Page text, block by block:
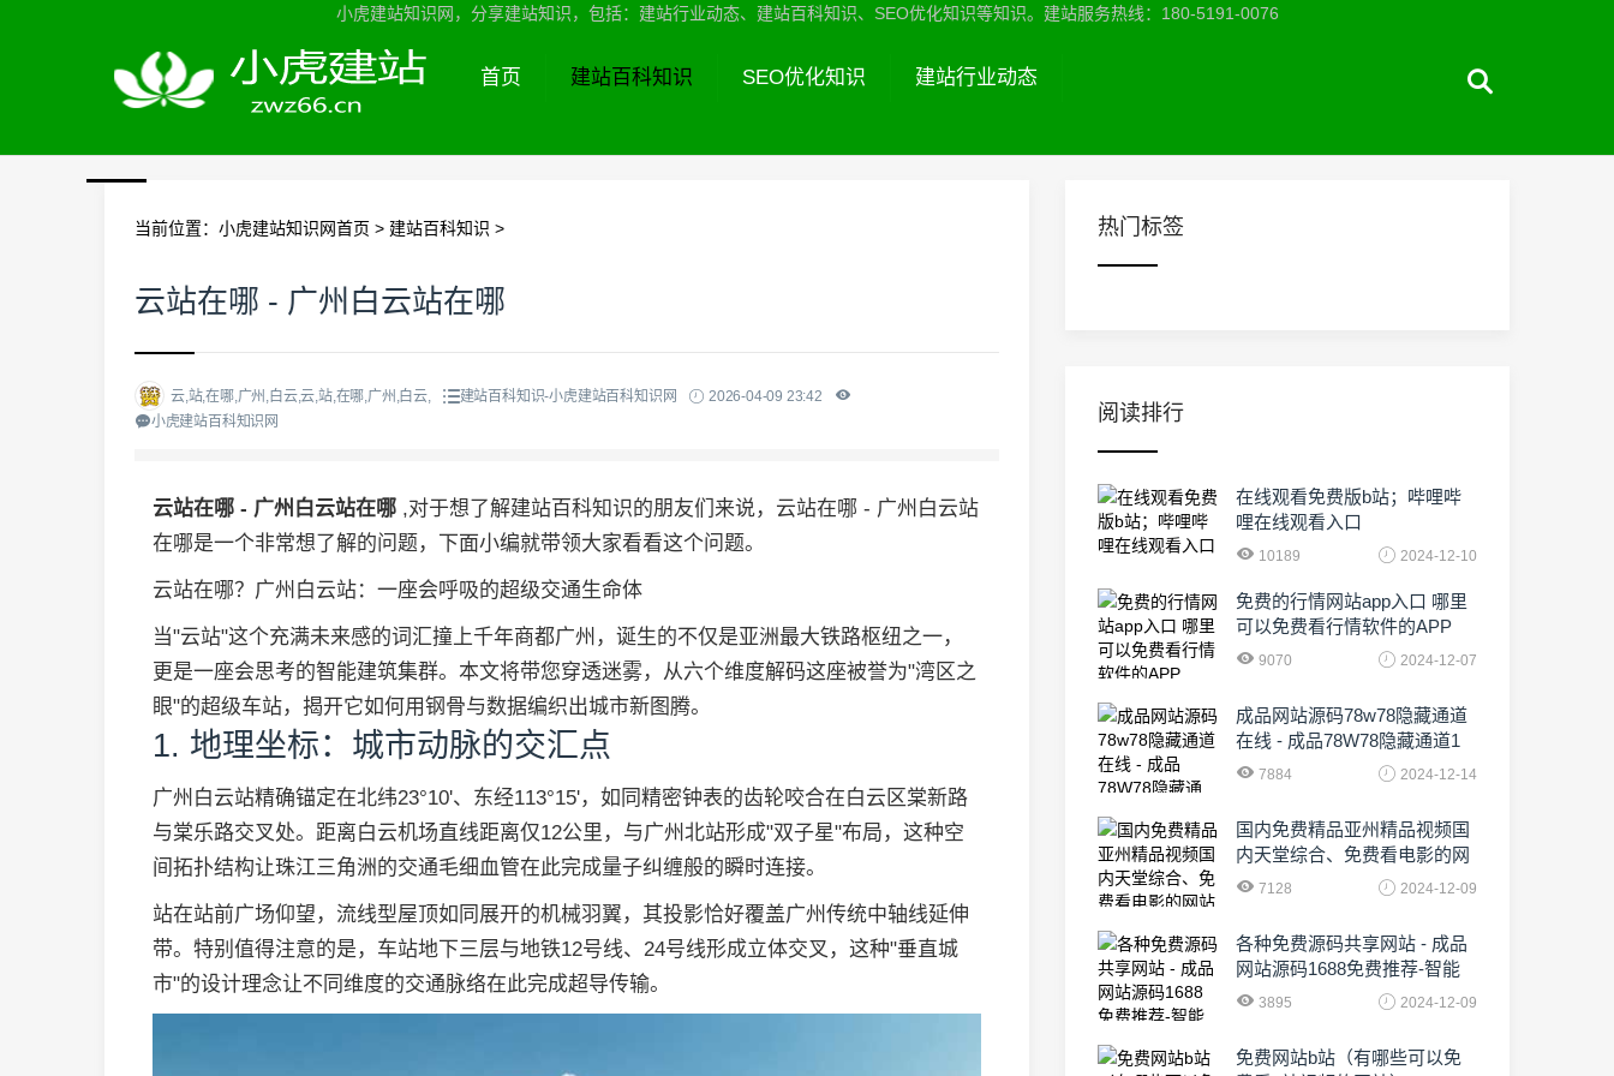
小虎建站知识网，分享建站知识，包括：建站行业动态、建站百科知识、SEO优化知识等知识。建站服务热线：180-5191-0076
首页 建站百科知识 SEO优化知识 建站行业动态
当前位置： 小虎建站知识网首页 > 建站百科知识 >
云站在哪 - 广州白云站在哪
云,站,在哪,广州,白云,云,站,在哪,广州,白云, 建站百科知识-小虎建站百科知识网
2026-04-09 23:42
小虎建站百科知识网
云站在哪 - 广州白云站在哪 ,对于想了解建站百科知识的朋友们来说，云站在哪 - 广州白云站
在哪是一个非常想了解的问题，下面小编就带领大家看看这个问题。
云站在哪？广州白云站：一座会呼吸的超级交通生命体
当"云站"这个充满未来感的词汇撞上千年商都广州，诞生的不仅是亚洲最大铁路枢纽之一，
更是一座会思考的智能建筑集群。本文将带您穿透迷雾，从六个维度解码这座被誉为"湾区之
眼"的超级车站，揭开它如何用钢骨与数据编织出城市新图腾。
1. 地理坐标：城市动脉的交汇点
广州白云站精确锚定在北纬23°10'、东经113°15'，如同精密钟表的齿轮咬合在白云区棠新路
与棠乐路交叉处。距离白云机场直线距离仅12公里，与广州北站形成"双子星"布局，这种空
间拓扑结构让珠江三角洲的交通毛细血管在此完成量子纠缠般的瞬时连接。
站在站前广场仰望，流线型屋顶如同展开的机械羽翼，其投影恰好覆盖广州传统中轴线延伸
带。特别值得注意的是，车站地下三层与地铁12号线、24号线形成立体交叉，这种"垂直城
市"的设计理念让不同维度的交通脉络在此完成超导传输。
热门标签
阅读排行
在线观看免费版b站；哔哩哔
哩在线观看入口
10189 2024-12-10
免费的行情网站app入口 哪里
可以免费看行情软件的APP
9070 2024-12-07
成品网站源码78w78隐藏通道
在线 - 成品78W78隐藏通道1
农业数字化,为乡村振兴注入新
7884 2024-12-14
国内免费精品亚州精品视频国
内天堂综合、免费看电影的网
站有哪些啊
7128 2024-12-09
各种免费源码共享网站 - 成品
网站源码1688免费推荐-智能
化时代的挑战与机遇!
3895 2024-12-09
免费网站b站（有哪些可以免